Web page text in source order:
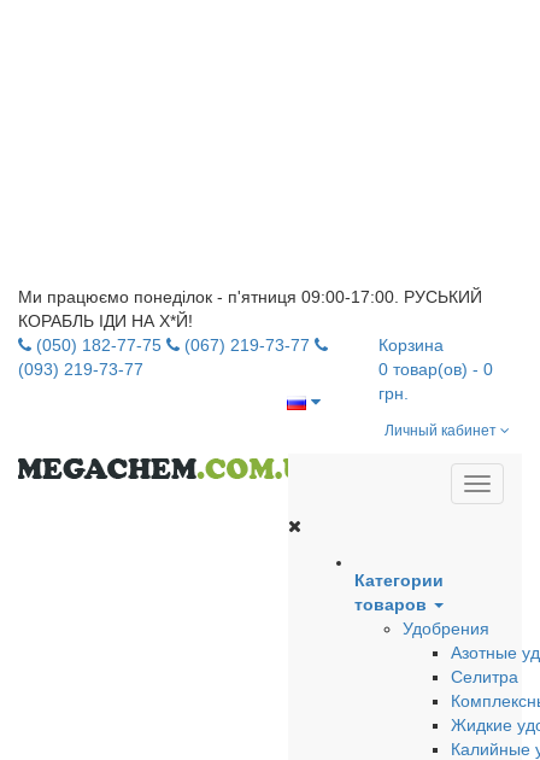
Ми працюємо понеділок - п'ятниця 09:00-17:00. РУСЬКИЙ
КОРАБЛЬ ІДИ НА Х*Й!
(050) 182-77-75
(067) 219-73-77
(093) 219-73-77
Корзина
0товар(ов) - 0
грн.
Личный кабинет
Категории
товаров
Удобрения
Азотные
Селитра
Жидкие
Калийные